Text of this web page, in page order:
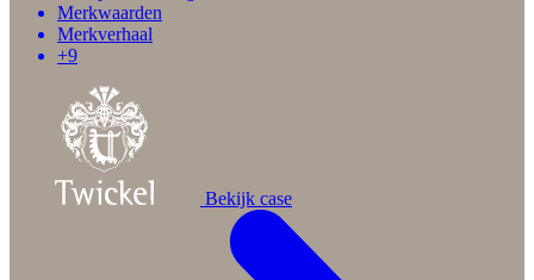
Merkwaarden
Merkverhaal
+9
Bekijk case